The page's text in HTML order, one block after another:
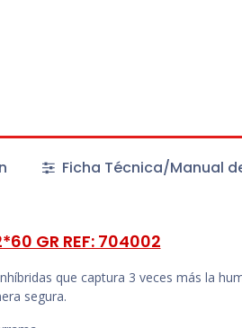
Ficha Técnica/Manual
GR REF: 704002
que captura 3 veces más la
segura.